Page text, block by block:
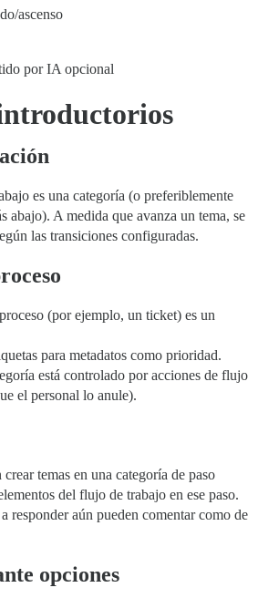
ascenso
por IA opcional
es una categoría (o preferiblemente
abajo). A medida que avanza un tema, se
las transiciones configuradas.
(por ejemplo, un ticket) es un
para metadatos como prioridad.
está controlado por acciones de flujo
el personal lo anule).
temas en una categoría de paso
del flujo de trabajo en ese paso.
responder aún pueden comentar como de
opciones